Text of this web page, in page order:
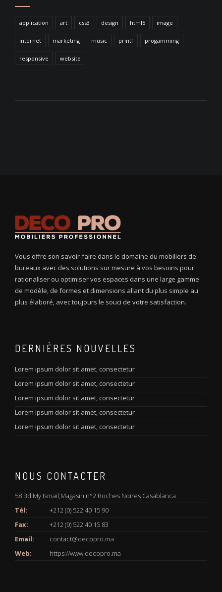
application art css3 design html5 image
internet marketing music printf progamming
responsive website
Vous offre son savoir-faire dans le domaine du mobiliers de
bureaux avec des solutions sur mesure à vos besoins pour
rationaliser ou optimiser vos espaces dans une large gamme
de modèle, de formes et dimensions allant du plus simple au
plus élaboré, avec toujours le souci de votre satisfaction.
DERNIÈRES NOUVELLES
Lorem ipsum dolor sit amet, consectetur
Lorem ipsum dolor sit amet, consectetur
Lorem ipsum dolor sit amet, consectetur
Lorem ipsum dolor sit amet, consectetur
Lorem ipsum dolor sit amet, consectetur
NOUS CONTACTER
58 Bd My Ismail,Magasin n°2 Roches Noires Casablanca
Tél:
+212 (0) 522 40 15 90
Fax:
+212 (0) 522 40 15 83
Email:
contact@decopro.ma
Web:
https://www.decopro.ma